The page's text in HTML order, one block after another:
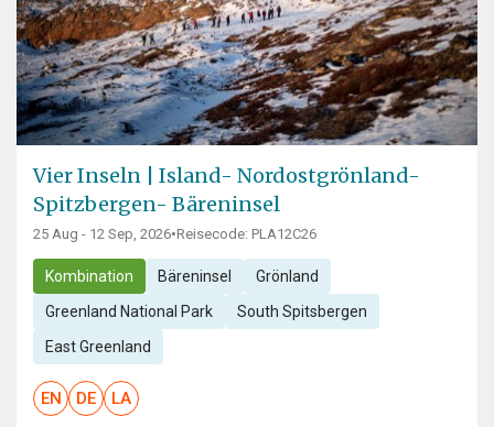
Vier Inseln | Island- Nordostgrönland-
Spitzbergen- Bäreninsel
25 Aug - 12 Sep, 2026•Reisecode: PLA12C26
Kombination Bäreninsel Grönland
Greenland National Park South Spitsbergen
East Greenland
EN DE LA